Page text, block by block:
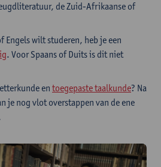
de Zuid-Afrikaanse of
Engels wilt studeren, heb je een
. Voor Spaans of Duits is dit niet
en toegepaste taalkunde? Na
je nog vlot overstappen van de ene